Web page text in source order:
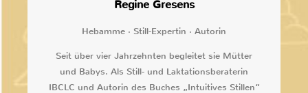
Regine Gresens
Hebamme · Still-Expertin · Autorin
Seit über vier Jahrzehnten begleitet sie Mütter
und Babys. Als Still- und Laktationsberaterin
IBCLC und Autorin des Buches „Intuitives Stillen“